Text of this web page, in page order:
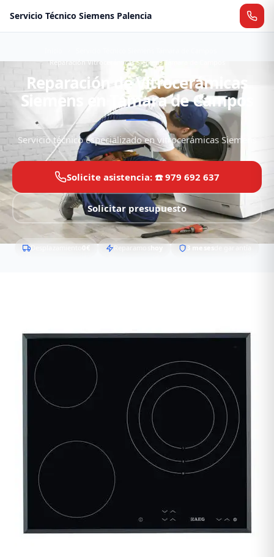
Servicio Técnico Siemens Palencia
Reparación Vitrocerámicas Siemens Támara de Campos
Reparación de Vitrocerámicas
Siemens en Támara de Campos
Servicio técnico especializado en vitrocerámicas Siemens
Solicite asistencia: ☎️ 979 692 637
Solicitar presupuesto
Desplazamiento 0€ Reparamos hoy 3 mesesde garantía